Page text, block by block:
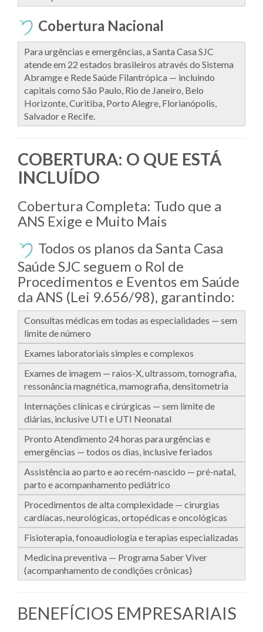
Cobertura Nacional
Para urgências e emergências, a Santa Casa SJC
atende em 22 estados brasileiros através do Sistema
Abramge e Rede Saúde Filantrópica — incluindo
capitais como São Paulo, Rio de Janeiro, Belo
Horizonte, Curitiba, Porto Alegre, Florianópolis,
Salvador e Recife.
COBERTURA: O QUE ESTÁ
INCLUÍDO
Cobertura Completa: Tudo que a
ANS Exige e Muito Mais
Todos os planos da Santa Casa
Saúde SJC seguem o Rol de
Procedimentos e Eventos em Saúde
da ANS (Lei 9.656/98), garantindo:
Consultas médicas em todas as especialidades — sem
limite de número
Exames laboratoriais simples e complexos
Exames de imagem — raios-X, ultrassom, tomografia,
ressonância magnética, mamografia, densitometria
Internações clínicas e cirúrgicas — sem limite de
diárias, inclusive UTI e UTI Neonatal
Pronto Atendimento 24 horas para urgências e
emergências — todos os dias, inclusive feriados
Assistência ao parto e ao recém-nascido — pré-natal,
parto e acompanhamento pediátrico
Procedimentos de alta complexidade — cirurgias
cardíacas, neurológicas, ortopédicas e oncológicas
Fisioterapia, fonoaudiologia e terapias especializadas
Medicina preventiva — Programa Saber Viver
(acompanhamento de condições crônicas)
BENEFÍCIOS EMPRESARIAIS